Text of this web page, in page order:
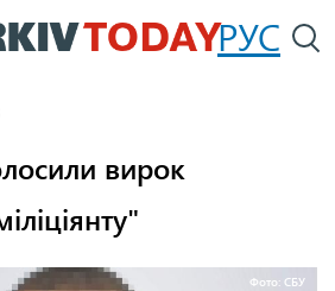
Перейти
до
РУС
вирок
Фото: СБУ